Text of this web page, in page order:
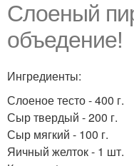
Слоеный
объедение!
Ингредиенты:
Слоеное тесто - 400 г.
Сыр твердый - 200 г.
Сыр мягкий - 100 г.
Яичный желток - 1 шт.